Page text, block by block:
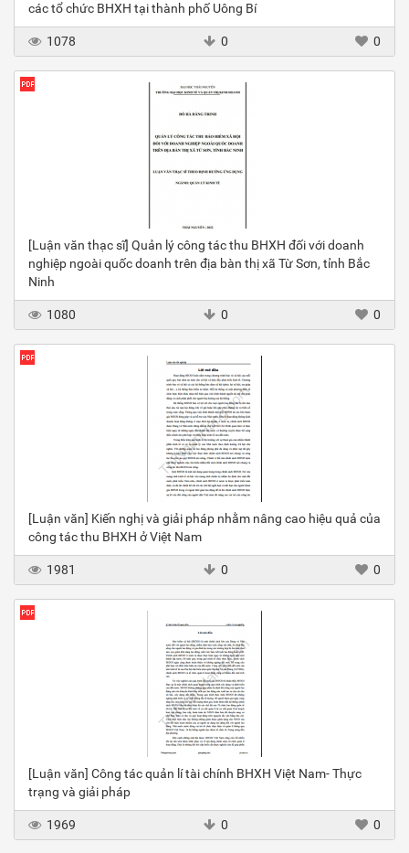
các tổ chức BHXH tại thành phố Uông Bí
1078 0 0
[Luận văn thạc sĩ] Quản lý công tác thu BHXH đối với doanh
nghiệp ngoài quốc doanh trên địa bàn thị xã Từ Sơn, tỉnh Bắc
Ninh
1080 0 0
[Luận văn] Kiến nghị và giải pháp nhằm nâng cao hiệu quả của
công tác thu BHXH ở Việt Nam
1981 0 0
[Luận văn] Công tác quản lí tài chính BHXH Việt Nam- Thực
trạng và giải pháp
1969 0 0